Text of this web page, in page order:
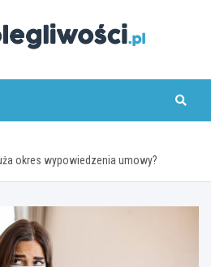
okres wypowiedzenia umowy?